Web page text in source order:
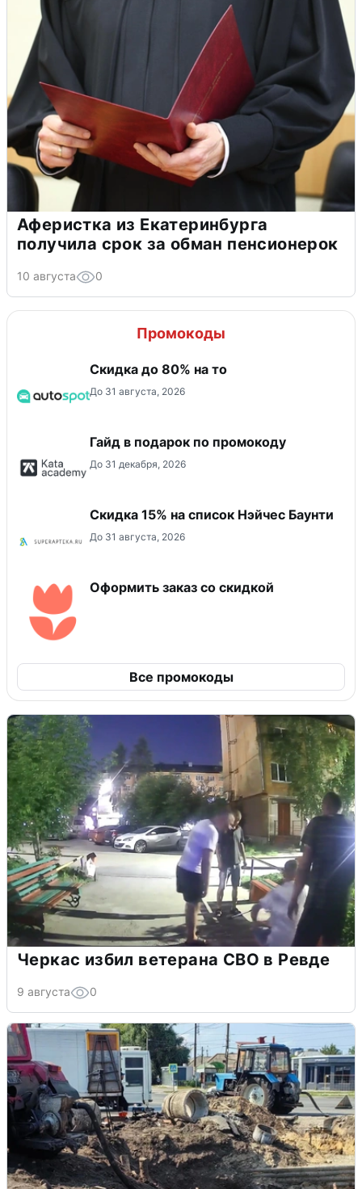
Аферистка из Екатеринбурга
получила срок за обман пенсионерок
10 августа 0
Промокоды
Скидка до 80% на то
До 31 августа, 2026
Гайд в подарок по промокоду
До 31 декабря, 2026
Скидка 15% на список Нэйчес Баунти
До 31 августа, 2026
Оформить заказ со скидкой
Все промокоды
Черкас избил ветерана СВО в Ревде
9 августа 0